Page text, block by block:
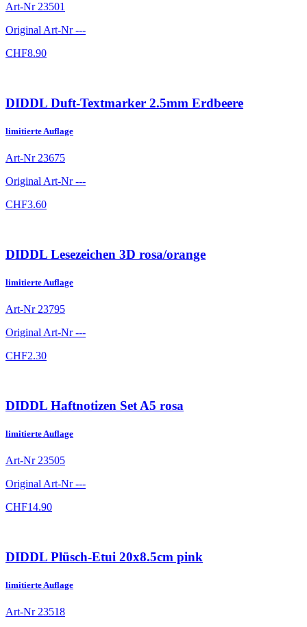
Art-Nr 23501
Original Art-Nr---
CHF8.90
DIDDL Duft-Textmarker 2.5mm Erdbeere
limitierte Auflage
Art-Nr 23675
Original Art-Nr---
CHF3.60
DIDDL Lesezeichen 3D rosa/orange
limitierte Auflage
Art-Nr 23795
Original Art-Nr---
CHF2.30
DIDDL Haftnotizen Set A5 rosa
limitierte Auflage
Art-Nr 23505
Original Art-Nr---
CHF14.90
DIDDL Plüsch-Etui 20x8.5cm pink
limitierte Auflage
Art-Nr 23518